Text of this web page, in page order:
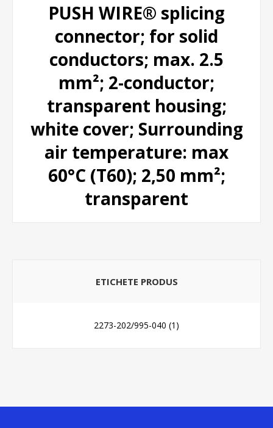
PUSH WIRE® splicing
connector; for solid
conductors; max. 2.5
mm²; 2-conductor;
transparent housing;
white cover; Surrounding
air temperature: max
60°C (T60); 2,50 mm²;
transparent
ETICHETE PRODUS
2273-202/995-040 (1)